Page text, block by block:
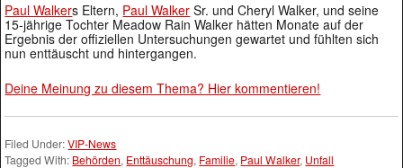
Paul Walkers Eltern, Paul Walker Sr. und Cheryl Walker, und seine
15-jährige Tochter Meadow Rain Walker hätten Monate auf der
Ergebnis der offiziellen Untersuchungen gewartet und fühlten sich
nun enttäuscht und hintergangen.
Deine Meinung zu diesem Thema? Hier kommentieren!
Filed Under:VIP-News
Tagged With: Behörden, Enttäuschung, Familie, Paul Walker, Unfall